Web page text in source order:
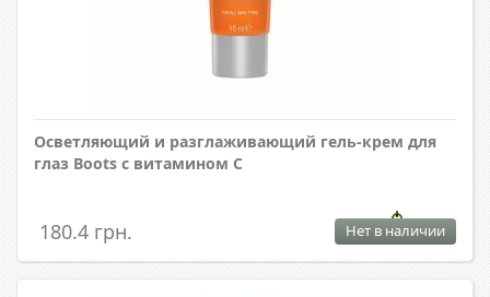
Осветляющий и разглаживающий гель-крем для
глаз Boots с витамином С
180.4 грн. Нет в наличии